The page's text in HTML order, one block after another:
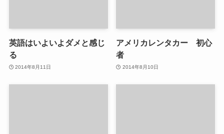
英語はいよいよダメと感じ
る
2014年8月11日
アメリカレンタカー 初心
者
2014年8月10日